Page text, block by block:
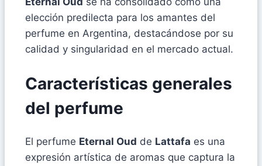
elección predilecta para los amantes del
perfume en Argentina, destacándose por su
calidad y singularidad en el mercado actual.
Características generales
del perfume
El perfume Eternal Oud de Lattafa es una
expresión artística de aromas que captura la